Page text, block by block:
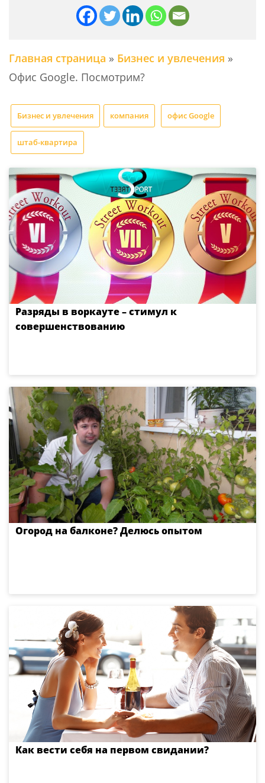
Главная страница » Бизнес и увлечения »
Офис Google. Посмотрим?
Бизнес и увлечения компания офис Google
штаб-квартира
Разряды в воркауте – стимул к
совершенствованию
Огород на балконе? Делюсь опытом
Как вести себя на первом свидании?